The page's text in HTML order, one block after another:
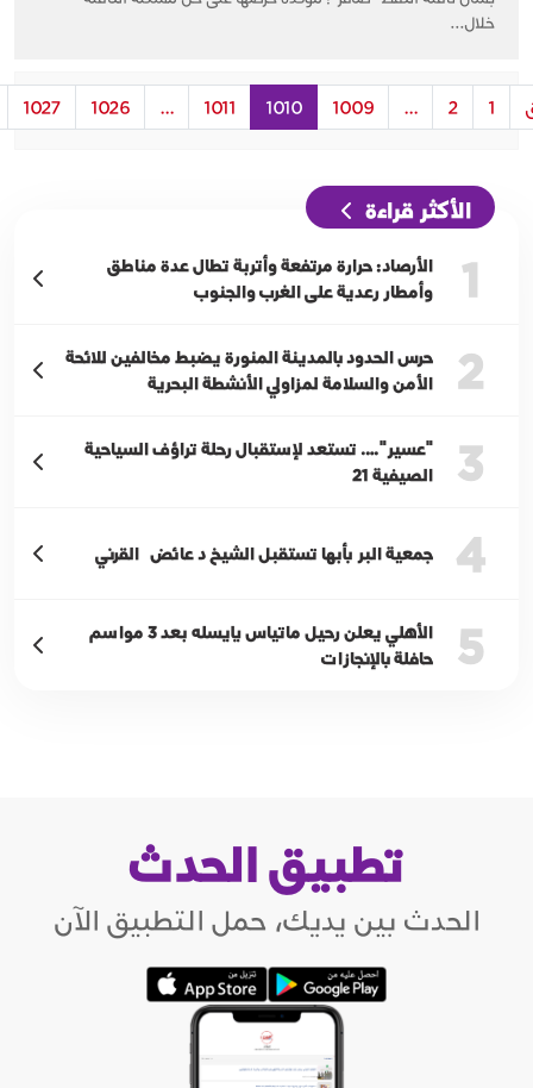
خلال...
1
2
...
1009
1010
1011
...
1026
1027
الأكثر قراءة
1
الأرصاد: حرارة مرتفعة وأتربة تطال عدة مناطق
وأمطار رعدية على الغرب والجنوب
2
حرس الحدود بالمدينة المنورة يضبط مخالفين للائحة
الأمن والسلامة لمزاولي الأنشطة البحرية
3
"عسير"…. تستعد لإستقبال رحلة تراؤف السياحية
الصيفية 21
4 جمعية البر بأبها تستقبل الشيخ د عائض القرني
5
الأهلي يعلن رحيل ماتياس يايسله بعد 3 مواسم
حافلة بالإنجازات
تطبيق الحدث
الحدث بين يديك، حمل التطبيق الآن